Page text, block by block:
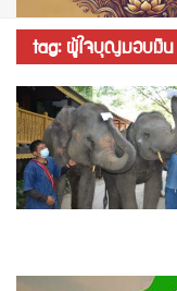
tag: ผู้ใจบุญมอบเงิน